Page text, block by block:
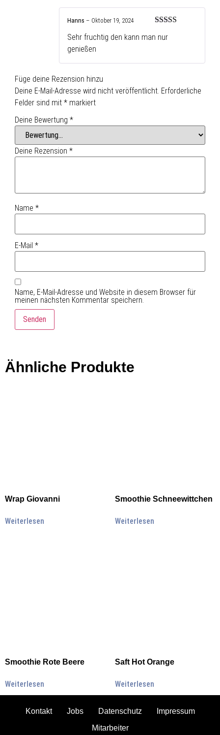
5von 5
Hanns – Oktober 19, 2024
Sehr fruchtig den kann man nur
genießen
Füge deine Rezension hinzu
Deine E-Mail-Adresse wird nicht veröffentlicht. Erforderliche
Felder sind mit * markiert
Deine Bewertung *
Deine Rezension *
Name *
E-Mail *
Name, E-Mail-Adresse und Website in diesem Browser für
meinen nächsten Kommentar speichern.
Ähnliche Produkte
Wrap Giovanni
Weiterlesen
Smoothie Schneewittchen
Weiterlesen
Smoothie Rote Beere
Weiterlesen
Saft Hot Orange
Weiterlesen
Kontakt Jobs Datenschutz
Impressum
Mitarbeiter